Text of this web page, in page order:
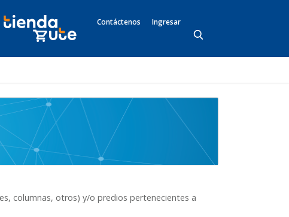
Contáctenos Ingresar
columnas, otros) y/o predios pertenecientes a